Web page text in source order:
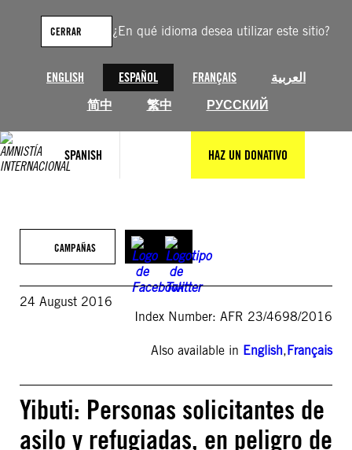
¿En qué idioma desea utilizar este sitio?
ENGLISH ESPAÑOL FRANÇAIS
العربية
简中
繁中 РУССКИЙ
CERRAR
SPANISH HAZ UN DONATIVO
contenido
CAMPAÑAS
24 August 2016
Index Number: AFR 23/4698/2016
Also available in English,Français
Yibuti: Personas solicitantes de
asilo y refugiadas, en peligro de